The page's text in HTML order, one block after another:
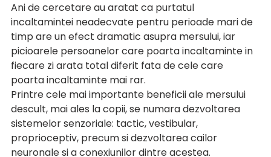
Ani de cercetare au aratat ca purtatul
incaltamintei neadecvate pentru perioade mari de
timp are un efect dramatic asupra mersului, iar
picioarele persoanelor care poarta incaltaminte in
fiecare zi arata total diferit fata de cele care
poarta incaltaminte mai rar.
Printre cele mai importante beneficii ale mersului
descult, mai ales la copii, se numara dezvoltarea
sistemelor senzoriale: tactic, vestibular,
proprioceptiv, precum si dezvoltarea cailor
neuronale si a conexiunilor dintre acestea.